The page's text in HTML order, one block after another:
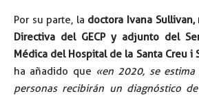
Por su parte, la doctora Ivana
Directiva del GECP y adjunto del
Médica del Hospital de la Santa Creu i
ha añadido que «en 2020, se
personas recibirán un diagnóstico